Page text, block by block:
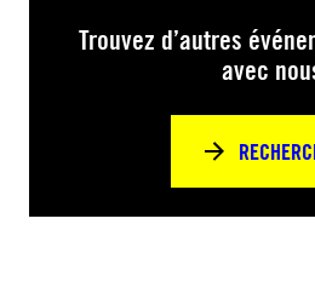
Trouvez d’autres
avec